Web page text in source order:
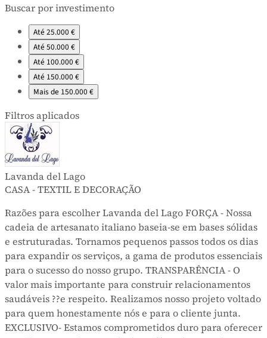
Buscar por investimento
Até 25.000 €
Até 50.000 €
Até 100.000 €
Até 150.000 €
Mais de 150.000 €
Filtros aplicados
Lavanda del Lago
CASA - TEXTIL E DECORAÇÃO
Razões para escolher Lavanda del Lago FORÇA - Nossa
cadeia de artesanato italiano baseia-se em bases sólidas
e estruturadas. Tornamos pequenos passos todos os dias
para expandir os serviços, a gama de produtos essenciais
para o sucesso do nosso grupo. TRANSPARÊNCIA - O
valor mais importante para construir relacionamentos
saudáveis ??e respeito. Realizamos nosso projeto voltado
para quem honestamente nós e para o cliente junta.
EXCLUSIVO- Estamos comprometidos duro para oferecer